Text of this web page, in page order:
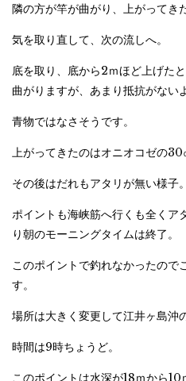
隣の方が竿が曲がり、上がってき
気を取り直して、次の流しへ。
底を取り、底から2ｍほど上げた
曲がりますが、あまり抵抗がない
青物ではなさそうです。
上がってきたのはオニオコゼの30
その後はだれもアタリが無い様子。
ポイントも海峡筋へ行くも全くア
り朝のモーニングタイムは終了。
このポイントで釣れなかったので
す。
場所は大きく変更して江井ヶ島沖
時間は9時ちょうど。
このポイントは水深が18ｍから